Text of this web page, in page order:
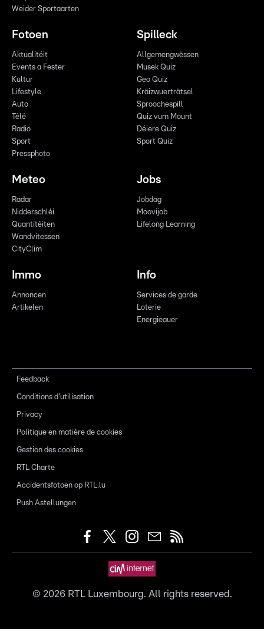
Weider Sportaarten
Fotoen
Aktualitéit
Events a Fester
Kultur
Lifestyle
Auto
Télé
Radio
Sport
Pressphoto
Spilleck
Allgemengwëssen
Musek Quiz
Geo Quiz
Kräizwuerträtsel
Sproochespill
Quiz vum Mount
Déiere Quiz
Sport Quiz
Meteo
Radar
Nidderschléi
Quantitéiten
Wandvitessen
CityClim
Jobs
Jobdag
Moovijob
Lifelong Learning
Immo
Annoncen
Artikelen
Info
Services de garde
Loterie
Energieauer
Feedback
Conditions d'utilisation
Privacy
Politique en matière de cookies
Gestion des cookies
RTL Charte
Accidentsfotoen op RTL.lu
Push Astellungen
© 2026RTL Luxembourg. All rights reserved.